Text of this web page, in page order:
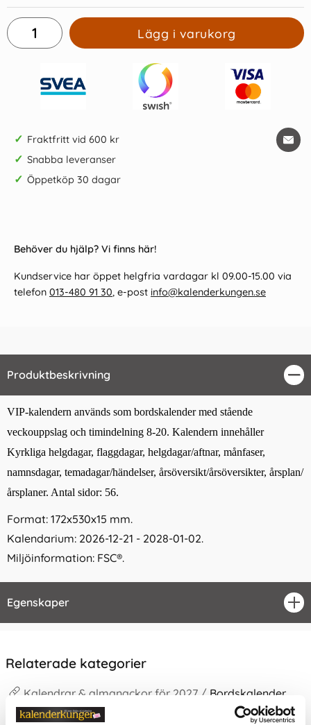
Lägg i varukorg
✓ Fraktfritt vid 600 kr
✓ Snabba leveranser
✓ Öppetköp 30 dagar
Behöver du hjälp? Vi finns här!
Kundservice har öppet helgfria vardagar kl 09.00-15.00 via
telefon 013-480 91 30, e-post info@kalenderkungen.se
Produktbeskrivning
VIP-kalendern används som bordskalender med stående
veckouppslag och timindelning 8-20. Kalendern innehåller
Kyrkliga helgdagar, flaggdagar, helgdagar/aftnar, månfaser,
namnsdagar, temadagar/händelser, årsöversikt/årsöversikter, årsplan/
årsplaner. Antal sidor: 56.
Format: 172x530x15 mm.
Kalendarium: 2026-12-21 - 2028-01-02.
Miljöinformation: FSC®.
Egenskaper
Relaterade kategorier
Kalendrar & almanackor för 2027 / Bordskalender
Kalendrar & almanackor för 2027